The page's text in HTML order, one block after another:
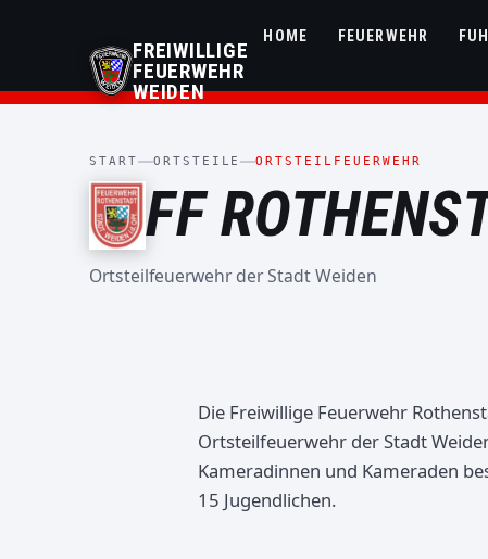
FREIWILLIGE
FEUERWEHR
WEIDEN
HOME FEUERWEHR
START ORTSTEILE ORTSTEILFEUERWEHR
FF
Ortsteilfeuerwehr der Stadt Weiden
Die Freiwillige Feuerwehr
Ortsteilfeuerwehr der Stadt
Kameradinnen und Kameraden
15 Jugendlichen.